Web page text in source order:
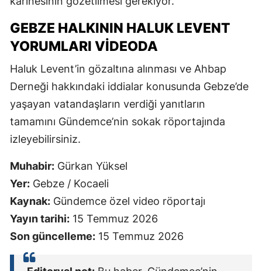
GEBZE HALKININ HALUK LEVENT
YORUMLARI VIDEODA
Haluk Levent’in gözaltına alınması ve Ahbap
Derneği hakkındaki iddialar konusunda Gebze’de
yaşayan vatandaşların verdiği yanıtların
tamamını Gündemce’nin sokak röportajında
izleyebilirsiniz.
Muhabir: Gürkan Yüksel
Yer: Gebze / Kocaeli
Kaynak: Gündemce özel video röportajı
Yayın tarihi: 15 Temmuz 2026
Son güncelleme: 15 Temmuz 2026